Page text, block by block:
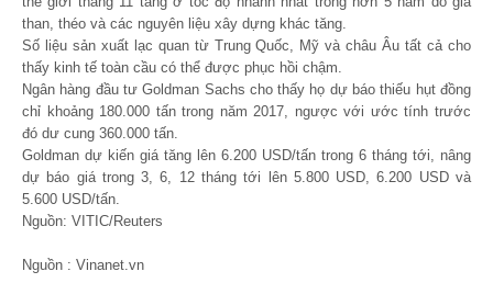
than, théo và các nguyên liệu xây dựng khác tăng.
Số liệu sản xuất lạc quan từ Trung Quốc, Mỹ và châu Âu tất cả cho
thấy kinh tế toàn cầu có thể được phục hồi chậm.
Ngân hàng đầu tư Goldman Sachs cho thấy họ dự báo thiếu hụt đồng
chỉ khoảng 180.000 tấn trong năm 2017, ngược với ước tính trước
đó dư cung 360.000 tấn.
Goldman dự kiến giá tăng lên 6.200 USD/tấn trong 6 tháng tới, nâng
dự báo giá trong 3, 6, 12 tháng tới lên 5.800 USD, 6.200 USD và
5.600 USD/tấn.
Nguồn: VITIC/Reuters
Nguồn : Vinanet.vn